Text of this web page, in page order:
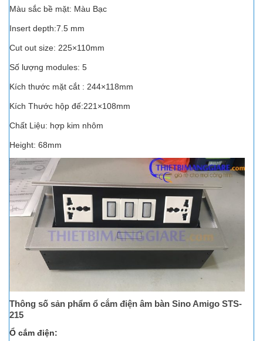
Màu sắc bề mặt: Màu Bạc
Insert depth:7.5 mm
Cut out size: 225×110mm
Số lượng modules: 5
Kích thước mặt cắt : 244×118mm
Kích Thước hộp đế:221×108mm
Chất Liệu: hợp kim nhôm
Height: 68mm
Thông số sản phẩm ổ cắm điện âm bàn Sino Amigo STS-
215
Ổ cắm điện: